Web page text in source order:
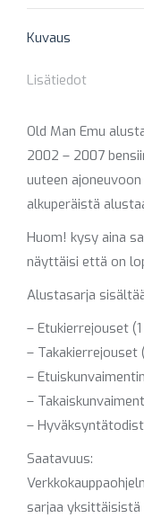
NORM)
Kuvaus
Lisätiedot
Old Man Emu
2002 – 2007
uuteen
alkuperäistä
Huom! kysy aina
näyttäisi että on
Alustasarja
– Etukierrejouset
– Takakierrejouset
–
–
–
Saatavuus:
sarjaa